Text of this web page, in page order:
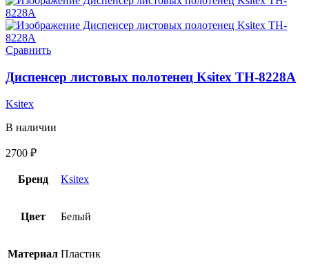
Сравнить
Диспенсер листовых полотенец Ksitex TH-8228A
Ksitex
В наличии
2700 ₽
Бренд Ksitex
Цвет Белый
Материал Пластик